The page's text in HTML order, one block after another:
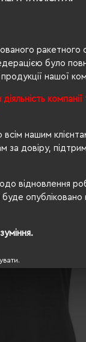
ракетного
було
нашої
нашим
за довіру,
відновлення
опубліковано
100